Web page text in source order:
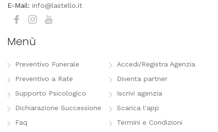
E-Mail: info@lastello.it
Menù
Preventivo Funerale
Preventivo a Rate
Supporto Psicologico
Dichiarazione Successione
Faq
Accedi/Registra Agenzia
Diventa partner
Iscrivi agenzia
Scarica l'app
Termini e Condizioni